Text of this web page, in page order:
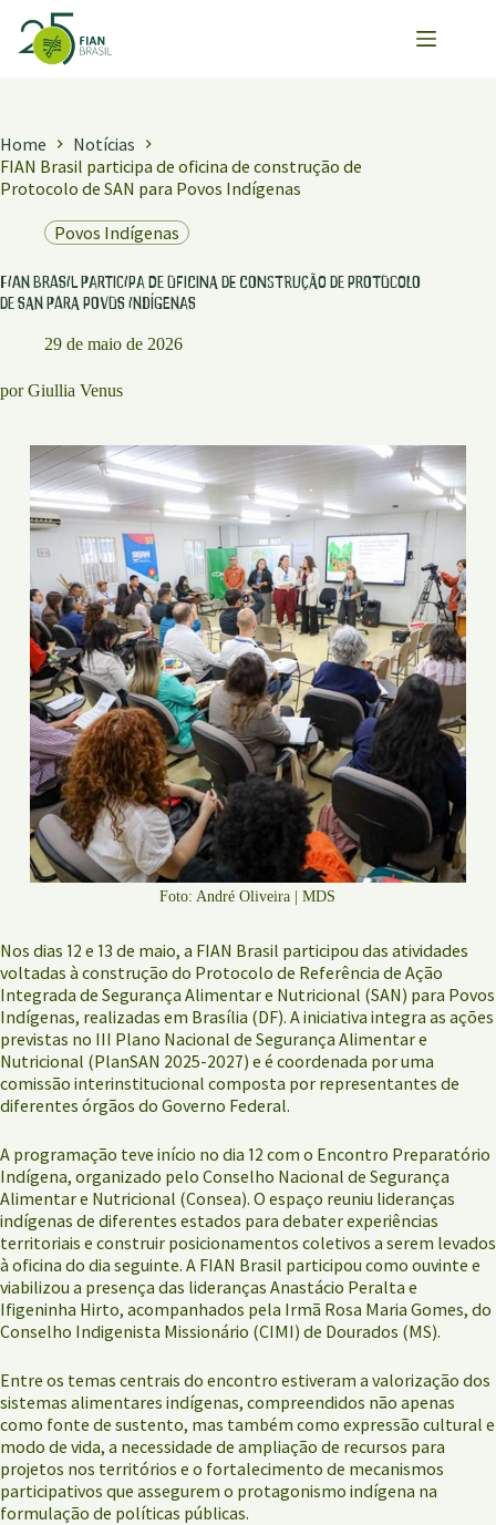
para
Home
Notícias
FIAN Brasil participa de oficina de construção de
Protocolo de SAN para Povos Indígenas
Povos Indígenas
FIAN Brasil participa de oficina de construção de Protocolo
de SAN para Povos Indígenas
29 de maio de 2026
por Giullia Venus
Foto: André Oliveira | MDS
Nos dias 12 e 13 de maio, a FIAN Brasil participou das atividades
voltadas à construção do Protocolo de Referência de Ação
Integrada de Segurança Alimentar e Nutricional (SAN) para Povos
Indígenas, realizadas em Brasília (DF). A iniciativa integra as ações
previstas no III Plano Nacional de Segurança Alimentar e
Nutricional (PlanSAN 2025-2027) e é coordenada por uma
comissão interinstitucional composta por representantes de
diferentes órgãos do Governo Federal.
A programação teve início no dia 12 com o Encontro Preparatório
Indígena, organizado pelo Conselho Nacional de Segurança
Alimentar e Nutricional (Consea). O espaço reuniu lideranças
indígenas de diferentes estados para debater experiências
territoriais e construir posicionamentos coletivos a serem levados
à oficina do dia seguinte. A FIAN Brasil participou como ouvinte e
viabilizou a presença das lideranças Anastácio Peralta e
Ifigeninha Hirto, acompanhados pela Irmã Rosa Maria Gomes, do
Conselho Indigenista Missionário (CIMI) de Dourados (MS).
Entre os temas centrais do encontro estiveram a valorização dos
sistemas alimentares indígenas, compreendidos não apenas
como fonte de sustento, mas também como expressão cultural e
modo de vida, a necessidade de ampliação de recursos para
projetos nos territórios e o fortalecimento de mecanismos
participativos que assegurem o protagonismo indígena na
formulação de políticas públicas.